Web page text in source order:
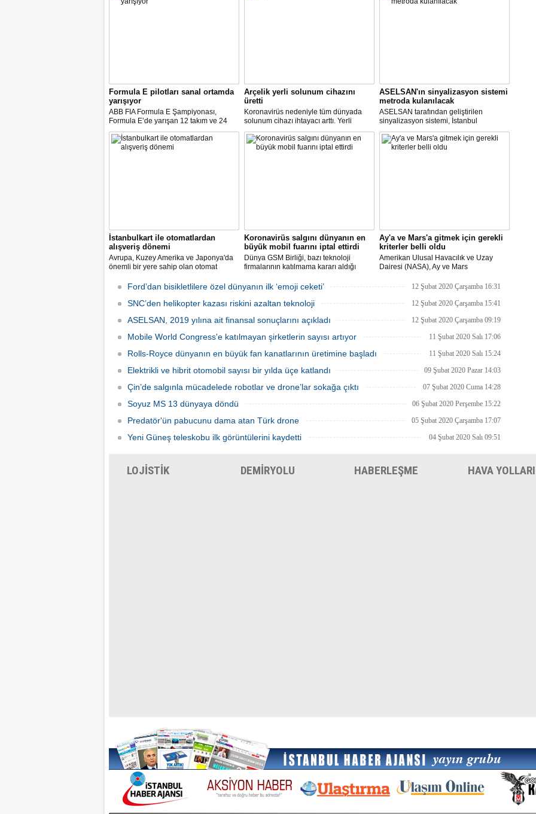
Formula E pilotları sanal ortamda
yarışıyor
ABB FIA Formula E Şampiyonası,
Formula E’de yarışan 12 takım ve 24
pilot ile birlikte “ABB Formula E Race at
Home Challenge” organizasyonunda
yarışacak.
Arçelik yerli solunum cihazını
üretti
Koronavirüs nedeniyle tüm dünyada
solunum cihazı ihtayacı arttı. Yerli
solunum cihazı için ilk çalışmayı, Biosys
Biyomedikal tasarladı, Arçelik üretti.
ASELSAN ve Baykar Savunma
ASELSAN'ın sinyalizasyon sistemi
metroda kulanılacak
ASELSAN tarafından geliştirilen
sinyalizasyon sistemi, İstanbul
metrosunda kullanılacak.
İstanbulkart ile otomatlardan
alışveriş dönemi
Avrupa, Kuzey Amerika ve Japonya'da
önemli bir yere sahip olan otomat
Uluslararası Fuarcılık tarafından
Servis Sistemler Fuarı VENDEX
Koronavirüs salgını dünyanın en
büyük mobil fuarını iptal ettirdi
Dünya GSM Birliği, bazı teknoloji
firmalarının katılmama kararı aldığı
yapılmayacağını açıkladı.
Ay'a ve Mars'a gitmek için gerekli
kriterler belli oldu
Amerikan Ulusal Havacılık ve Uzay
Dairesi (NASA), Ay ve Mars
için ilan verdi.
Ford’dan bisikletlilere özel dünyanın ilk ‘emoji ceketi’ 12 Şubat 2020 Çarşamba 16:31
SNC’den helikopter kazası riskini azaltan teknoloji 12 Şubat 2020 Çarşamba 15:41
ASELSAN, 2019 yılına ait finansal sonuçlarını açıkladı 12 Şubat 2020 Çarşamba 09:19
Mobile World Congress'e katılmayan şirketlerin sayısı artıyor 11 Şubat 2020 Salı 17:06
Rolls-Royce dünyanın en büyük fan kanatlarının üretimine başladı 11 Şubat 2020 Salı 15:24
Elektrikli ve hibrit otomobil sayısı bir yılda üçe katlandı 09 Şubat 2020 Pazar 14:03
Çin’de salgınla mücadelede robotlar ve drone’lar sokağa çıktı 07 Şubat 2020 Cuma 14:28
Soyuz MS 13 dünyaya döndü 06 Şubat 2020 Perşembe 15:22
Predatör'ün pabucunu dama atan Türk drone 05 Şubat 2020 Çarşamba 17:07
Yeni Güneş teleskobu ilk görüntülerini kaydetti 04 Şubat 2020 Salı 09:51
LOJİSTİK DEMİRYOLU HABERLEŞME HAVA YOLLARI